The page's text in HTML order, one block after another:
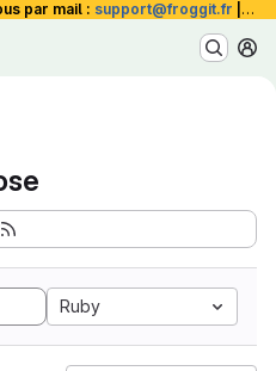
par mail : support@froggit.fr La
Ruby